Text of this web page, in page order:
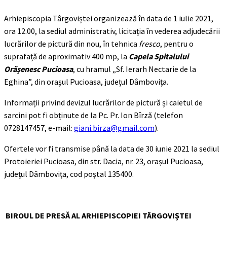
Arhiepiscopia Târgoviștei organizează în data de 1 iulie 2021,
ora 12.00, la sediul administrativ, licitația în vederea adjudecării
lucrărilor de pictură din nou, în tehnica fresco, pentru o
suprafață de aproximativ 400 mp, la Capela Spitalului
Orășenesc Pucioasa, cu hramul „Sf. Ierarh Nectarie de la
Eghina”, din orașul Pucioasa, județul Dâmbovița.
Informații privind devizul lucrărilor de pictură și caietul de
sarcini pot fi obținute de la Pc. Pr. Ion Bîrză (telefon
0728147457, e-mail: giani.birza@gmail.com).
Ofertele vor fi transmise până la data de 30 iunie 2021 la sediul
Protoieriei Pucioasa, din str. Dacia, nr. 23, orașul Pucioasa,
județul Dâmbovița, cod poștal 135400.
BIROUL DE PRESĂ AL ARHIEPISCOPIEI TÂRGOVIŞTEI